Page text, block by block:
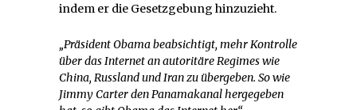
indem er die Gesetzgebung hinzuzieht.
„Präsident Obama beabsichtigt, mehr Kontrolle
über das Internet an autoritäre Regimes wie
China, Russland und Iran zu übergeben. So wie
Jimmy Carter den Panamakanal hergegeben